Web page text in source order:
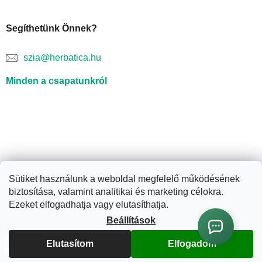
Sütiket használunk a weboldal megfelelő működésének
biztosítása, valamint analitikai és marketing célokra.
Ezeket elfogadhatja vagy elutasíthatja.
Beállítások
Elutasítom Elfogadom
Segíthetünk Önnek?
szia@herbatica.hu
Minden a csapatunkról
Shoptet készítette
Copyright 2026Herbatica.hu. Minden jog fenntartva.Süti
beállítások szerkesztése